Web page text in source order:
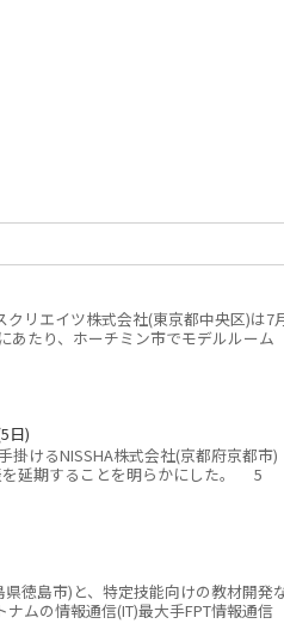
リエイツ株式会社(東京都中央区)は7
あたり、ホーチミン市でモデルルーム
日)
けるNISSHA株式会社(京都府京都市)
を延期することを明らかにした。 5
徳島市)と、特定技能向けの教材開発
ムの情報通信(IT)最大手FPT情報通信